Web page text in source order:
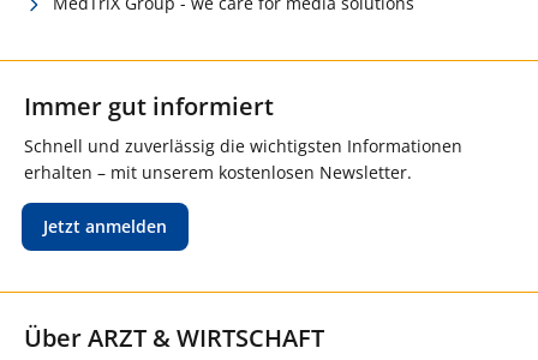
Immer gut informiert
Schnell und zuverlässig die wichtigsten Informationen
erhalten – mit unserem kostenlosen Newsletter.
Jetzt anmelden
Über ARZT & WIRTSCHAFT